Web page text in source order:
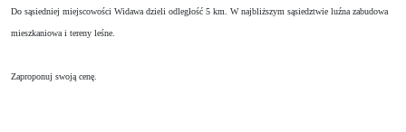
Do sąsiedniej miejscowości Widawa dzieli odległość 5 km . W najbliższym sąsiedztwie luźna zabudowa
mieszkaniowa i tereny leśne.
Zaproponuj swoją cenę.